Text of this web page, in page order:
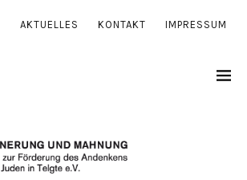
AKTUELLES KONTAKT IMPRESSUM